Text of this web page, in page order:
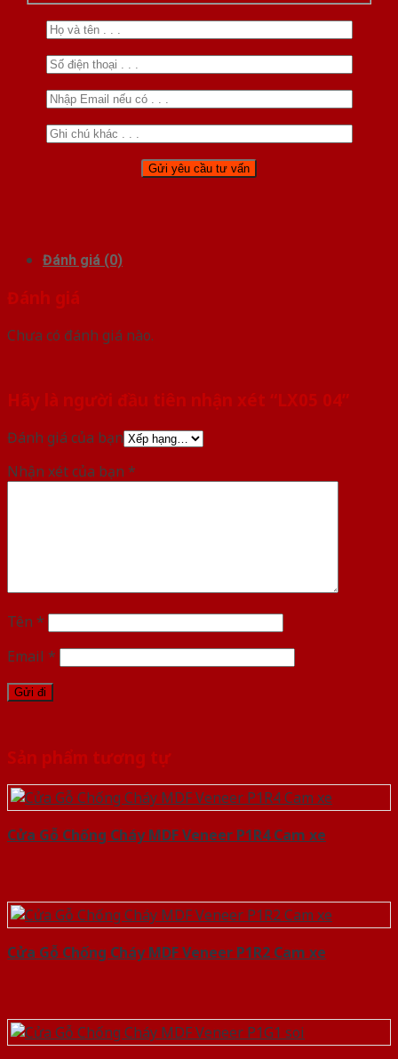
Đánh giá (0)
Đánh giá
Chưa có đánh giá nào.
Hãy là người đầu tiên nhận xét “LX05 04”
Đánh giá của bạn
Nhận xét của bạn *
Tên *
Email *
Sản phẩm tương tự
Cửa Gỗ Chống Cháy MDF Veneer P1R4 Cam xe
Cửa Gỗ Chống Cháy MDF Veneer P1R2 Cam xe